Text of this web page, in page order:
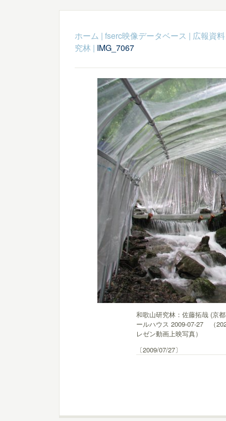
ホーム | fserc映像データベース | 広報資料
究林 | IMG_7067
和歌山研究林：佐藤拓哉 (京
ールハウス 2009-07-27 （
レゼン動画上映写真）
〔2009/07/27〕